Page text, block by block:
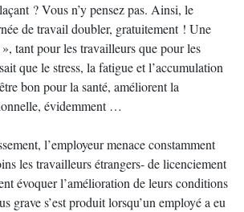
? Vous n’y pensez pas. Ainsi, le
de travail doubler, gratuitement ! Une
tant pour les travailleurs que pour les
que le stress, la fatigue et l’accumulation
bon pour la santé, améliorent la
évidemment …
l’employeur menace constamment
les travailleurs étrangers- de licenciement
évoquer l’amélioration de leurs conditions
grave s’est produit lorsqu’un employé a eu